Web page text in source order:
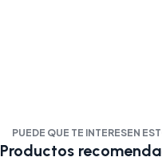
PUEDE QUE TE INTERESEN
Productos